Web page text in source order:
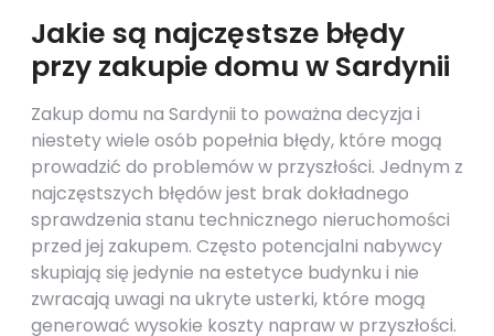
Jakie są najczęstsze błędy
przy zakupie domu w Sardynii
Zakup domu na Sardynii to poważna decyzja i
niestety wiele osób popełnia błędy, które mogą
prowadzić do problemów w przyszłości. Jednym z
najczęstszych błędów jest brak dokładnego
sprawdzenia stanu technicznego nieruchomości
przed jej zakupem. Często potencjalni nabywcy
skupiają się jedynie na estetyce budynku i nie
zwracają uwagi na ukryte usterki, które mogą
generować wysokie koszty napraw w przyszłości.